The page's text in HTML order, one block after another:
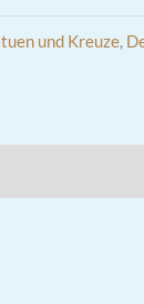
und Kreuze,